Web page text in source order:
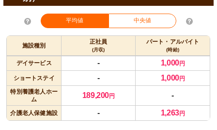
平均値 中央値
施設種別
正社員
(月収)
パート・アルバイト
(時給)
デイサービス - 1,000円
ショートステイ - 1,000円
特別養護老人ホー
ム
189,200円 -
介護老人保健施設 - 1,263円